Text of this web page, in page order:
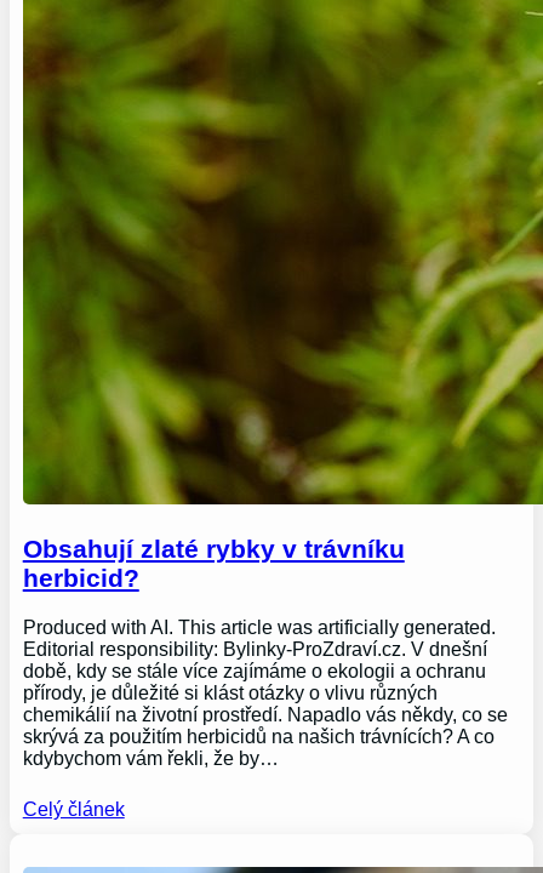
Obsahují zlaté rybky v trávníku
herbicid?
Produced with AI. This article was artificially generated.
Editorial responsibility: Bylinky-ProZdraví.cz. V dnešní
době, kdy se stále více zajímáme o ekologii a ochranu
přírody, je důležité si klást otázky o vlivu různých
chemikálií na životní prostředí. Napadlo vás někdy, co se
skrývá za použitím herbicidů na našich trávnících? A co
kdybychom vám řekli, že by…
Celý článek